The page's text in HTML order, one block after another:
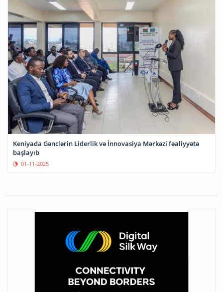
Keniyada Gənclərin Liderlik və İnnovasiya Mərkəzi fəaliyyətə
başlayıb
01-11-2025